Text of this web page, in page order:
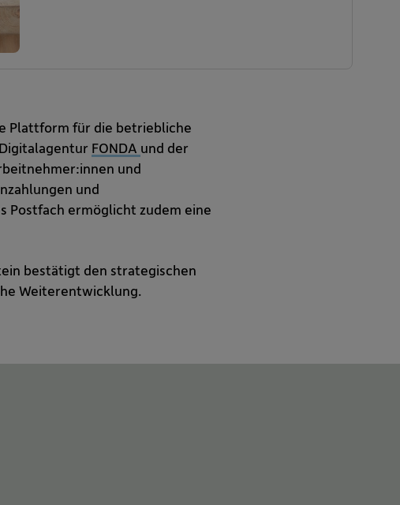
Plattform für die betriebliche
FONDA und der
und
und
Postfach ermöglicht zudem eine
bestätigt den strategischen
Weiterentwicklung.